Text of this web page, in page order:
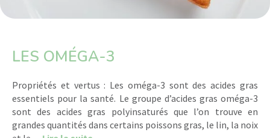
LES OMÉGA-3
Propriétés et vertus : Les oméga-3 sont des acides gras
essentiels pour la santé. Le groupe d’acides gras oméga-3
sont des acides gras polyinsaturés que l’on trouve en
grandes quantités dans certains poissons gras, le lin, la noix